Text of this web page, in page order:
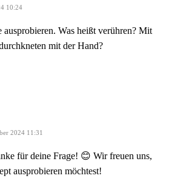
10:24
ausprobieren. Was heißt verühren? Mit
mit der Hand?
2024 11:31
für deine Frage! 😊 Wir freuen uns,
ausprobieren möchtest!